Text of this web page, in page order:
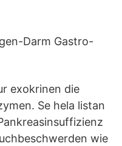
Darm Gastro-
exokrinen die
Se hela listan
wie